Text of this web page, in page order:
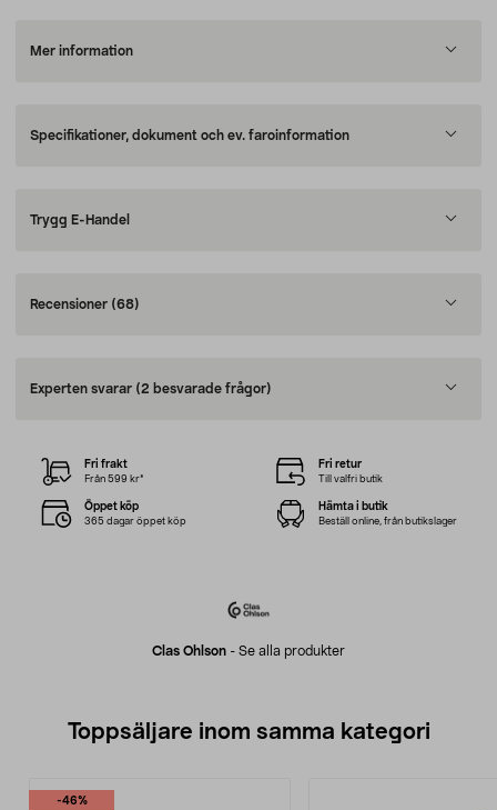
Mer information
Specifikationer, dokument och ev. faroinformation
Trygg E-Handel
Recensioner (68)
Experten svarar (2 besvarade frågor)
Clas Ohlson - Se alla produkter
Fri frakt
Från 599 kr*
Fri retur
Till valfri butik
Öppet köp
365 dagar öppet köp
Hämta i butik
Beställ online, från butikslager
Toppsäljare inom samma kategori
-46%